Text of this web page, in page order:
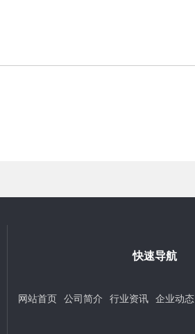
快速导航
网站首页 公司简介 行业资讯 企业动态